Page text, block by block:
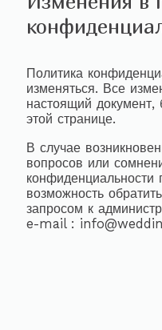
Политика
изменяться. Все
настоящий документ,
этой странице.
В случае
вопросов или
конфиденциальности
возможность
запросом к
e-mail :